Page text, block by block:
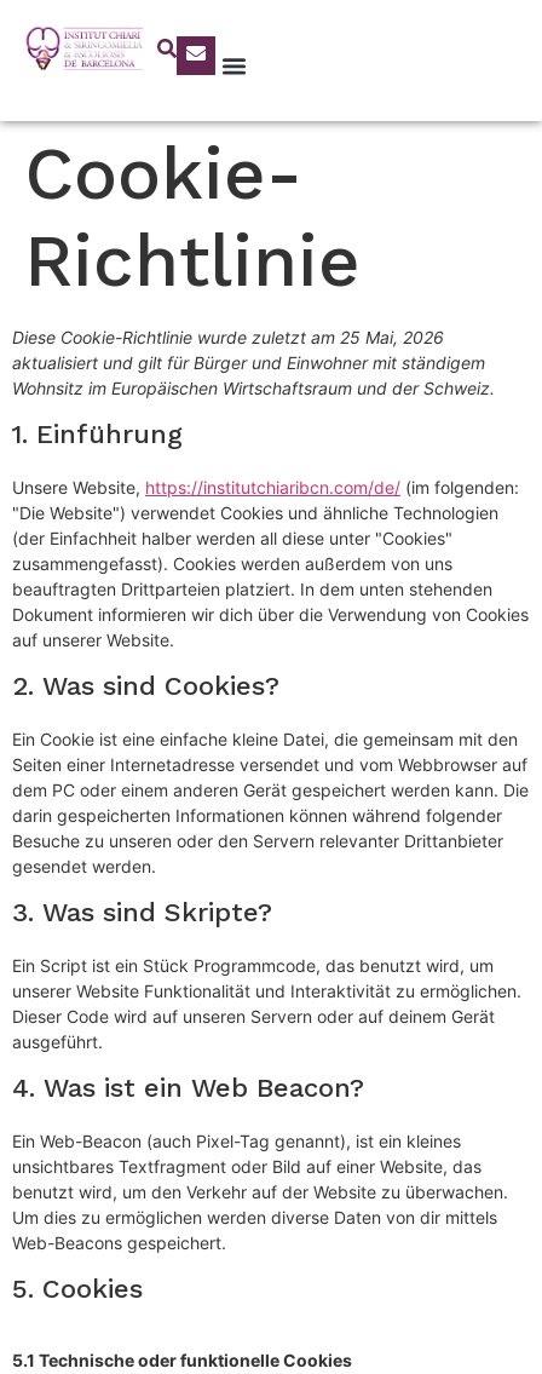
Cookie-
Richtlinie
Diese Cookie-Richtlinie wurde zuletzt am 25 Mai, 2026
aktualisiert und gilt für Bürger und Einwohner mit ständigem
Wohnsitz im Europäischen Wirtschaftsraum und der Schweiz.
1. Einführung
Unsere Website, https://institutchiaribcn.com/de/ (im folgenden:
"Die Website") verwendet Cookies und ähnliche Technologien
(der Einfachheit halber werden all diese unter "Cookies"
zusammengefasst). Cookies werden außerdem von uns
beauftragten Drittparteien platziert. In dem unten stehenden
Dokument informieren wir dich über die Verwendung von Cookies
auf unserer Website.
2. Was sind Cookies?
Ein Cookie ist eine einfache kleine Datei, die gemeinsam mit den
Seiten einer Internetadresse versendet und vom Webbrowser auf
dem PC oder einem anderen Gerät gespeichert werden kann. Die
darin gespeicherten Informationen können während folgender
Besuche zu unseren oder den Servern relevanter Drittanbieter
gesendet werden.
3. Was sind Skripte?
Ein Script ist ein Stück Programmcode, das benutzt wird, um
unserer Website Funktionalität und Interaktivität zu ermöglichen.
Dieser Code wird auf unseren Servern oder auf deinem Gerät
ausgeführt.
4. Was ist ein Web Beacon?
Ein Web-Beacon (auch Pixel-Tag genannt), ist ein kleines
unsichtbares Textfragment oder Bild auf einer Website, das
benutzt wird, um den Verkehr auf der Website zu überwachen.
Um dies zu ermöglichen werden diverse Daten von dir mittels
Web-Beacons gespeichert.
5. Cookies
5.1 Technische oder funktionelle Cookies